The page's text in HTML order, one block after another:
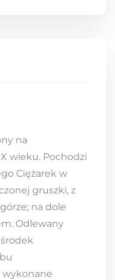
na
wieku. Pochodzi
Ciężarek w
gruszki, z
na dole
Odlewany
wykonane